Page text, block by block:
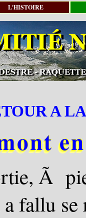
L'HISTOIRE
A
Ã
fallu se